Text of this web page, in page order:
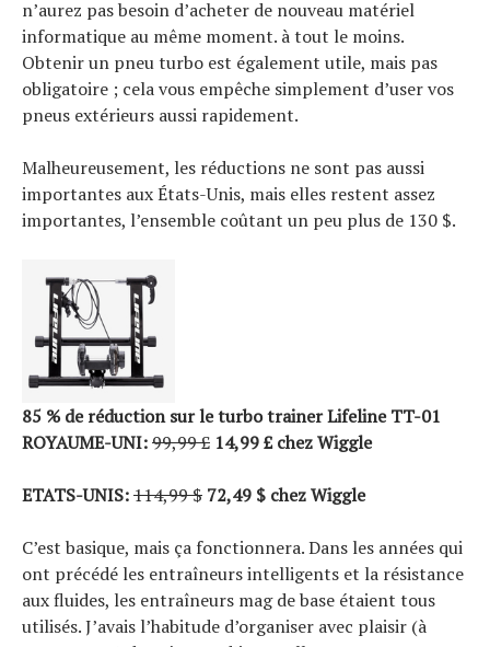
n’aurez pas besoin d’acheter de nouveau matériel
informatique au même moment. à tout le moins.
Obtenir un pneu turbo est également utile, mais pas
obligatoire ; cela vous empêche simplement d’user vos
pneus extérieurs aussi rapidement.
Malheureusement, les réductions ne sont pas aussi
importantes aux États-Unis, mais elles restent assez
importantes, l’ensemble coûtant un peu plus de 130 $.
85 % de réduction sur le turbo trainer Lifeline TT-01
ROYAUME-UNI:99,99 £ 14,99 £ chez Wiggle
ETATS-UNIS:114,99 $ 72,49 $ chez Wiggle
C’est basique, mais ça fonctionnera. Dans les années qui
ont précédé les entraîneurs intelligents et la résistance
aux fluides, les entraîneurs mag de base étaient tous
utilisés. J’avais l’habitude d’organiser avec plaisir (à
Tous nos articles
À propos